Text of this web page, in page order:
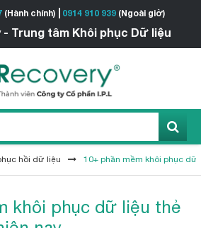
(Hành chính) 0914 910 939(Ngoài giờ)
phục Dữ liệu
hồi dữ liệu 10+ phần mềm khôi phục
khôi phục dữ liệu thẻ